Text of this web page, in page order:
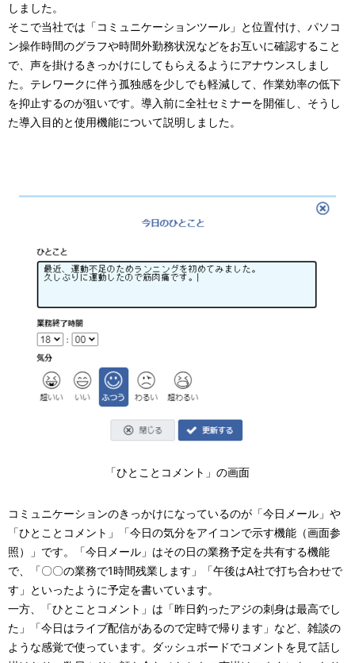
しました。
そこで当社では「コミュニケーションツール」と位置付け、パソコ
ン操作時間のグラフや時間外勤務状況などをお互いに確認すること
で、声を掛けるきっかけにしてもらえるようにアナウンスしまし
た。テレワークに伴う孤独感を少しでも軽減して、作業効率の低下
を抑止するのが狙いです。導入前に全社セミナーを開催し、そうし
た導入目的と使用機能について説明しました。
「ひとことコメント」の画面
コミュニケーションのきっかけになっているのが「今日メール」や
「ひとことコメント」「今日の気分をアイコンで示す機能（画面参
照）」です。「今日メール」はその日の業務予定を共有する機能
で、「〇〇の業務で1時間残業します」「午後はA社で打ち合わせで
す」といったように予定を書いています。
一方、「ひとことコメント」は「昨日釣ったアジの刺身は最高でし
た」「今日はライブ配信があるので定時で帰ります」など、雑談の
ような感覚で使っています。ダッシュボードでコメントを見て話し